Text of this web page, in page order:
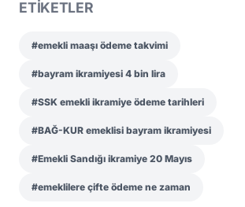
ETİKETLER
#emekli maaşı ödeme takvimi
#bayram ikramiyesi 4 bin lira
#SSK emekli ikramiye ödeme tarihleri
#BAĞ-KUR emeklisi bayram ikramiyesi
#Emekli Sandığı ikramiye 20 Mayıs
#emeklilere çifte ödeme ne zaman